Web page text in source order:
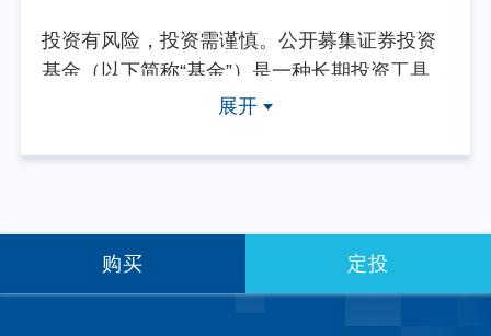
投资有风险，投资需谨慎。公开募集证券投资
基金（以下简称“基金”）是一种长期投资工具，
其主要功能是分散投资，降低投资单一证券所
提供固定收益预期的金融工具，当您购买基金
展开
购买 定投